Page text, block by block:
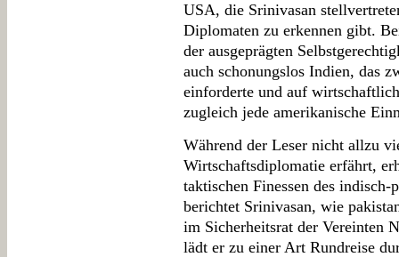
USA, die Srinivasan
Diplomaten zu erkennen gibt.
der ausgeprägten
auch schonungslos Indien, das
einforderte und auf
zugleich jede amerikanische
Während der Leser nicht allzu
Wirtschaftsdiplomatie erfährt,
taktischen Finessen des
berichtet Srinivasan, wie
im Sicherheitsrat der Vereinten
lädt er zu einer Art Rundreise